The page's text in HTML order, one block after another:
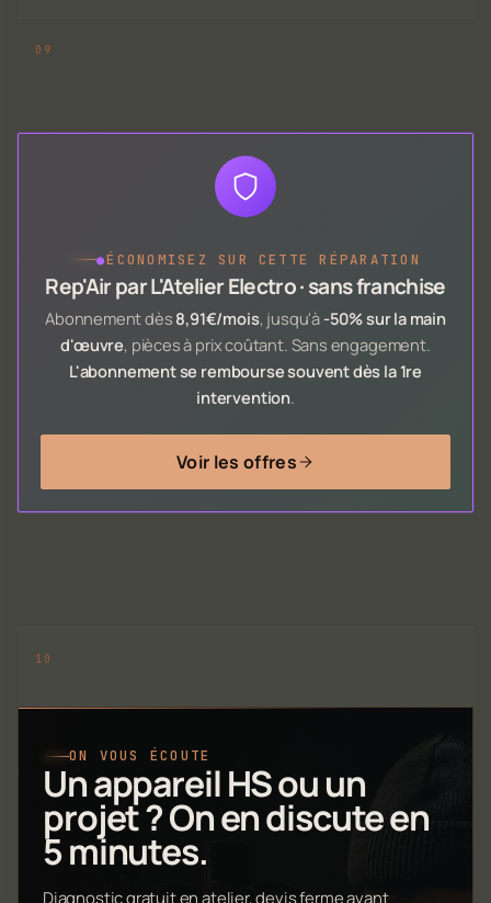
●ÉCONOMISEZ SUR CETTE RÉPARATION
Rep'Air par L'Atelier Electro · sans franchise
Abonnement dès 8,91€/mois, jusqu'à -50% sur la main
d'œuvre, pièces à prix coûtant. Sans engagement.
L'abonnement se rembourse souvent dès la 1re
intervention.
Voir les offres
ON VOUS ÉCOUTE
Un appareil HS ou un
projet ? On en discute en
5 minutes.